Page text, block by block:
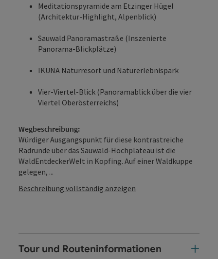
Meditationspyramide am Etzinger Hügel
(Architektur-Highlight, Alpenblick)
Sauwald Panoramastraße (Inszenierte
Panorama-Blickplätze)
IKUNA Naturresort und Naturerlebnispark
Vier-Viertel-Blick (Panoramablick über die vier
Viertel Oberösterreichs)
Wegbeschreibung:
Würdiger Ausgangspunkt für diese kontrastreiche
Radrunde über das Sauwald-Hochplateau ist die
WaldEntdeckerWelt in Kopfing. Auf einer Waldkuppe
gelegen, ...
Beschreibung vollständig anzeigen
Tour und Routeninformationen